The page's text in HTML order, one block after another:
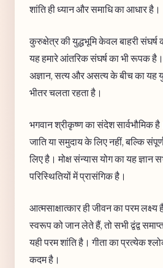
शांति ही ध्यान और समाधि का आधार है।
कुरुक्षेत्र की युद्धभूमि केवल बाहरी संघर्ष
यह हमारे आंतरिक संघर्ष का भी रूपक है।
अज्ञान, सत्य और असत्य के बीच का यह
भीतर चलता रहता है।
भगवान श्रीकृष्ण का संदेश सार्वभौमिक
जाति या समुदाय के लिए नहीं, बल्कि
लिए है। मोक्ष संन्यास योग का यह ज्ञान
परिस्थितियों में प्रासंगिक है।
आत्मसाक्षात्कार ही जीवन का परम
स्वरूप को जान लेते हैं, तो सभी द्वंद्व
यही परम शांति है। गीता का प्रत्येक
कदम है।